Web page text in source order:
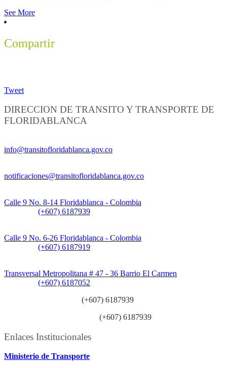
See More
Compartir
Tweet
DIRECCION DE TRANSITO Y TRANSPORTE DE
FLORIDABLANCA
info@transitofloridablanca.gov.co
notificaciones@transitofloridablanca.gov.co
Calle 9 No. 8-14 Floridablanca - Colombia
(+607) 6187939
Calle 9 No. 6-26 Floridablanca - Colombia
(+607) 6187919
Transversal Metropolitana # 47 - 36 Barrio El Carmen
(+607) 6187052
(+607) 6187939
(+607) 6187939
Enlaces Institucionales
Ministerio de Transporte